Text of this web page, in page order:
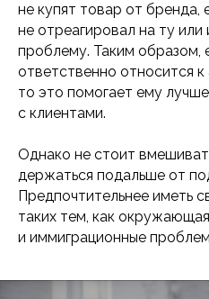
не купят товар от бренда,
не отреагировал на ту
проблему. Таким образом,
ответственно относится
то это помогает ему
с клиентами.
Однако не стоит
держаться подальше от
Предпочтительнее иметь
таких тем, как
и иммиграционные